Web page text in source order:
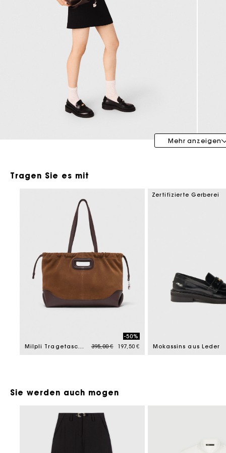
Maje x Blanca Miró
Mehr anzeigen
Tragen Sie es mit
Milpli Tragetasche aus Leder-Velours-Mix Price reduced from
395,00 €to
-50%
197,50 €
Zertifizierte Gerberei
Mokassins aus Leder
Sie werden auch mogen